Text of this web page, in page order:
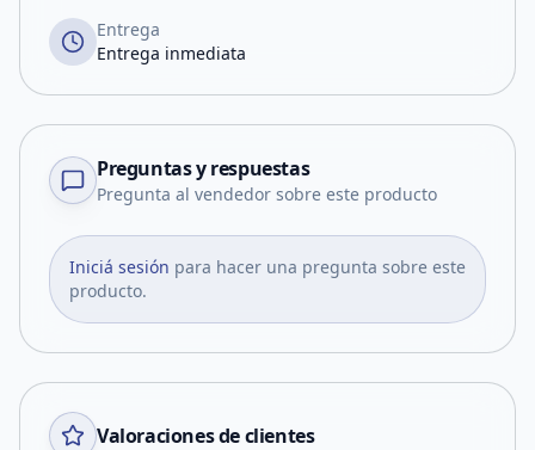
Entrega
Entrega inmediata
Preguntas y respuestas
Pregunta al vendedor sobre este producto
Iniciá sesión para hacer una pregunta sobre este
producto.
Valoraciones de clientes